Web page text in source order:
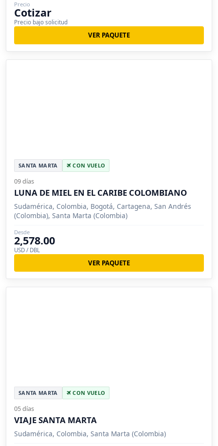
Precio
Cotizar
Precio bajo solicitud
VER PAQUETE
SANTA MARTA CON VUELO
09 días
LUNA DE MIEL EN EL CARIBE COLOMBIANO
Sudamérica, Colombia, Bogotá, Cartagena, San Andrés
(Colombia), Santa Marta (Colombia)
Desde
2,578.00
USD / DBL
VER PAQUETE
SANTA MARTA CON VUELO
05 días
VIAJE SANTA MARTA
Sudamérica, Colombia, Santa Marta (Colombia)